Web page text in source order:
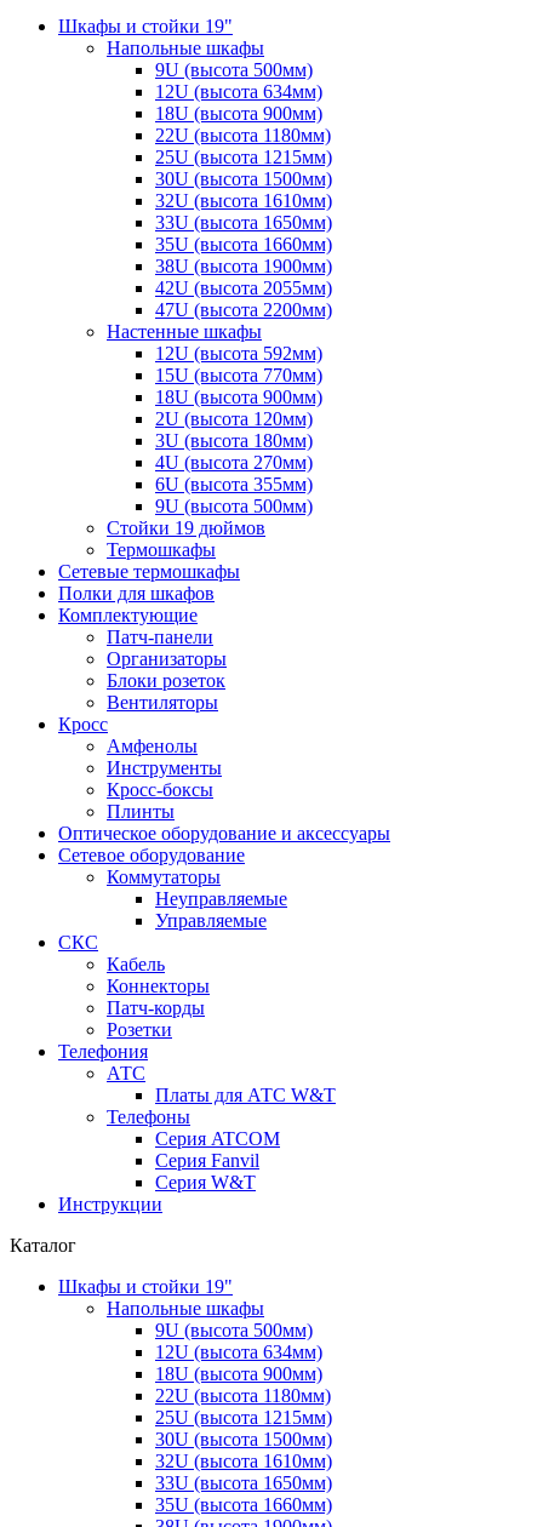
Шкафы и стойки 19"
Напольные шкафы
9U (высота 500мм)
12U (высота 634мм)
18U (высота 900мм)
22U (высота 1180мм)
25U (высота 1215мм)
30U (высота 1500мм)
32U (высота 1610мм)
33U (высота 1650мм)
35U (высота 1660мм)
38U (высота 1900мм)
42U (высота 2055мм)
47U (высота 2200мм)
Настенные шкафы
12U (высота 592мм)
15U (высота 770мм)
18U (высота 900мм)
2U (высота 120мм)
3U (высота 180мм)
4U (высота 270мм)
6U (высота 355мм)
9U (высота 500мм)
Стойки 19 дюймов
Термошкафы
Сетевые термошкафы
Полки для шкафов
Комплектующие
Патч-панели
Организаторы
Блоки розеток
Вентиляторы
Кросс
Амфенолы
Инструменты
Кросс-боксы
Плинты
Оптическое оборудование и аксессуары
Сетевое оборудование
Коммутаторы
Неуправляемые
Управляемые
СКС
Кабель
Коннекторы
Патч-корды
Розетки
Телефония
АТС
Платы для АТС W&T
Телефоны
Серия ATCOM
Серия Fanvil
Серия W&T
Инструкции
Каталог
Шкафы и стойки 19"
Напольные шкафы
9U (высота 500мм)
12U (высота 634мм)
18U (высота 900мм)
22U (высота 1180мм)
25U (высота 1215мм)
30U (высота 1500мм)
32U (высота 1610мм)
33U (высота 1650мм)
35U (высота 1660мм)